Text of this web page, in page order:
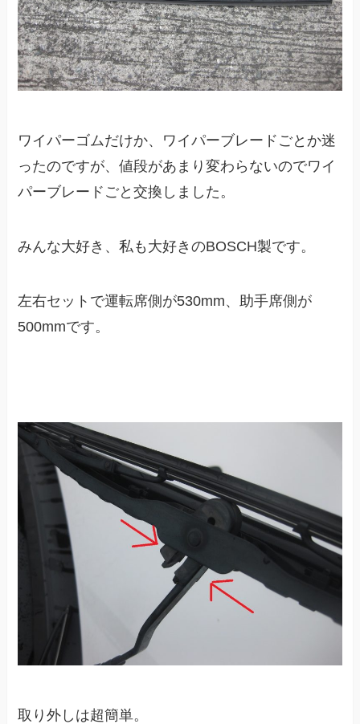
ワイパーゴムだけか、ワイパーブレードごとか迷
ったのですが、値段があまり変わらないのでワイ
パーブレードごと交換しました。
みんな大好き、私も大好きのBOSCH製です。
左右セットで運転席側が530mm、助手席側が
500mmです。
取り外しは超簡単。